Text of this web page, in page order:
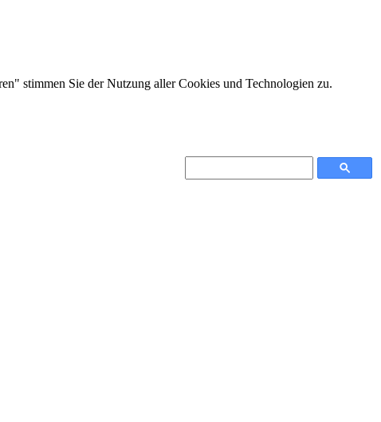
stimmen Sie der Nutzung aller Cookies und Technologien zu.